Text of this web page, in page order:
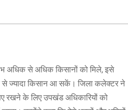
अधिक से अधिक किसानों को मिले, इसे
से ज्यादा किसान आ सकें। जिला कलेक्टर ने
रखने के लिए उपखंड अधिकारियों को